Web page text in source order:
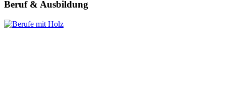
Beruf & Ausbildung